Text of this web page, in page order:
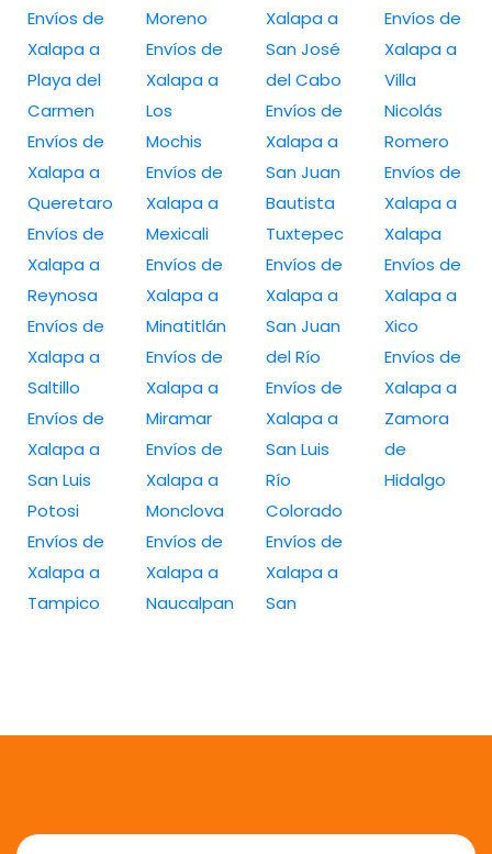
Envíos de
Xalapa a
Playa del
Carmen
Envíos de
Xalapa a
Queretaro
Envíos de
Xalapa a
Reynosa
Envíos de
Xalapa a
Saltillo
Envíos de
Xalapa a
San Luis
Potosi
Envíos de
Xalapa a
Tampico
Moreno
Envíos de
Xalapa a
Los
Mochis
Envíos de
Xalapa a
Mexicali
Envíos de
Xalapa a
Minatitlán
Envíos de
Xalapa a
Miramar
Envíos de
Xalapa a
Monclova
Envíos de
Xalapa a
Naucalpan
Xalapa a
San José
del Cabo
Envíos de
Xalapa a
San Juan
Bautista
Tuxtepec
Envíos de
Xalapa a
San Juan
del Río
Envíos de
Xalapa a
San Luis
Río
Colorado
Envíos de
Xalapa a
San
Envíos de
Xalapa a
Villa
Nicolás
Romero
Envíos de
Xalapa a
Xalapa
Envíos de
Xalapa a
Xico
Envíos de
Xalapa a
Zamora
de
Hidalgo